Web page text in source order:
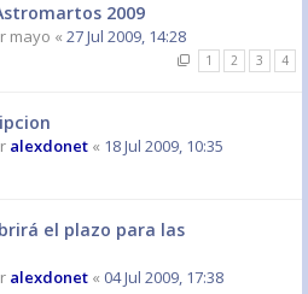
2009
mayo « 27 Jul 2009, 14:28
1 2 3 4
alexdonet « 18 Jul 2009, 10:35
el plazo para las
alexdonet « 04 Jul 2009, 17:38